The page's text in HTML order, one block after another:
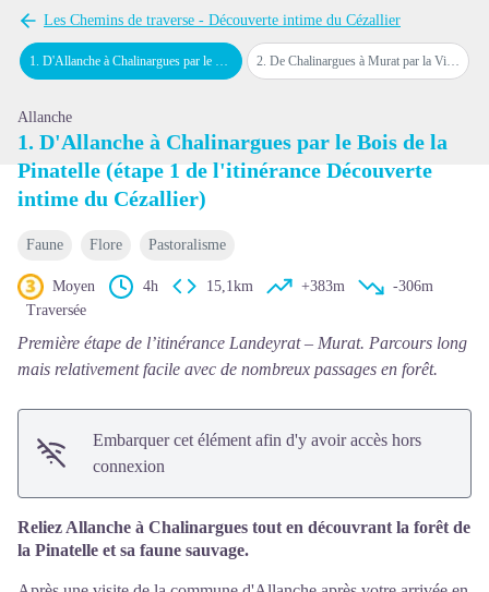
Voir l'image en plein écran
Les Chemins de traverse - Découverte intime du Cézallier
1 D'Allanche à Chalinargues par le Bois de la Pinatelle (étape 1 de l'itinérance Découverte intime du Cézallier) 2 De Chalinargues à Murat par la Via Arverna (étape 2 de l'itinérance Découverte intime du Cézallier)
Allanche
1. D'Allanche à Chalinargues par le Bois de la
Pinatelle (étape 1 de l'itinérance Découverte
intime du Cézallier)
Faune Flore Pastoralisme
Moyen 4h 15,1km +383m
-306m
Traversée
Première étape de l’itinérance Landeyrat – Murat. Parcours long
mais relativement facile avec de nombreux passages en forêt.
Embarquer cet élément afin d'y avoir accès hors
connexion
Reliez Allanche à Chalinargues tout en découvrant la forêt de
la Pinatelle et sa faune sauvage.